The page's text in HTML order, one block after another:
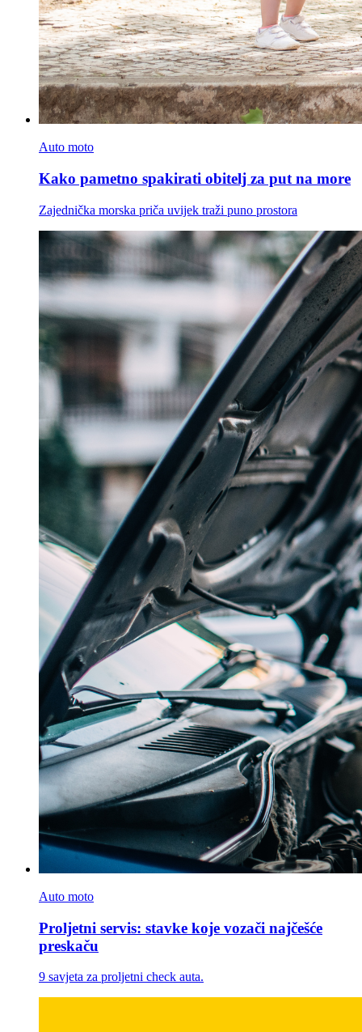
Auto moto
Kako pametno spakirati obitelj za put na more
Zajednička morska priča uvijek traži puno prostora
Auto moto
Proljetni servis: stavke koje vozači najčešće
preskaču
9 savjeta za proljetni check auta.